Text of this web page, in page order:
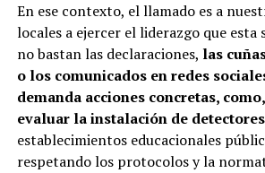
En ese contexto, el llamado es a
locales a ejercer el liderazgo que esta
no bastan las declaraciones, las
o los comunicados en redes
demanda acciones concretas,
evaluar la instalación de detectores
establecimientos educacionales
respetando los protocolos y la